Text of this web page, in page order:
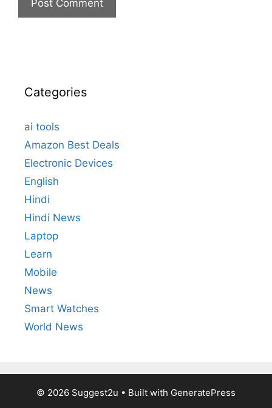
Categories
ai tools
Amazon Best Deals
Electronic Devices
English
Hindi
Hindi News
Laptop
Learn
Mobile
News
Smart Watches
World News
© 2026 Suggest2u • Built with GeneratePress